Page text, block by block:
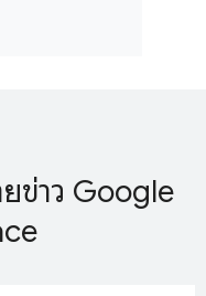
ข่าว Google